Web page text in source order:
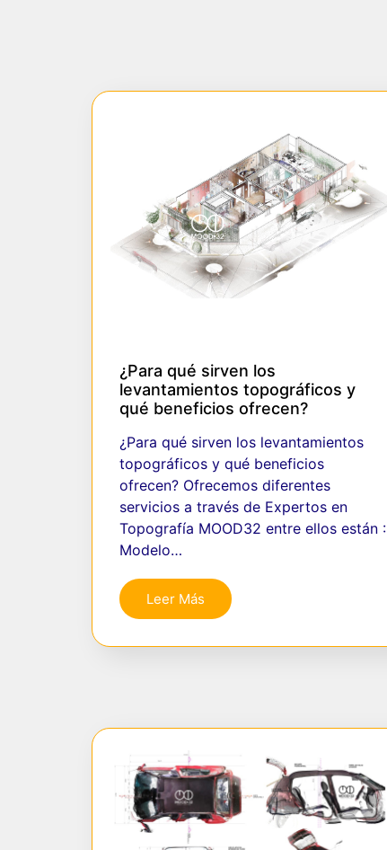
¿Para qué sirven los
levantamientos topográficos y
qué beneficios ofrecen?
¿Para qué sirven los levantamientos
topográficos y qué beneficios
ofrecen? Ofrecemos diferentes
servicios a través de Expertos en
Topografía MOOD32 entre ellos están :
Modelo…
Leer Más